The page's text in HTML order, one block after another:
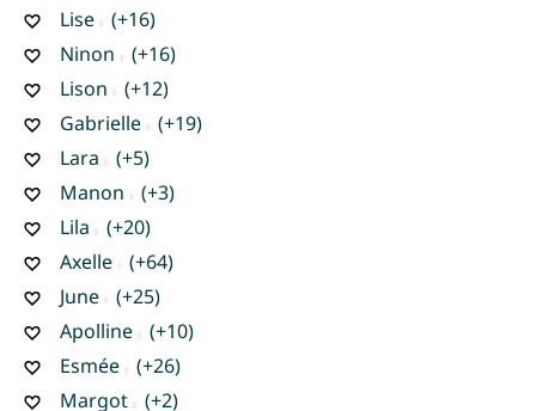
Lise
(+16)
Ninon
(+16)
Lison
(+12)
Gabrielle
(+19)
Lara
(+5)
Manon
(+3)
Lila
(+20)
Axelle
(+64)
June
(+25)
Apolline
(+10)
Esmée
(+26)
Margot
(+2)